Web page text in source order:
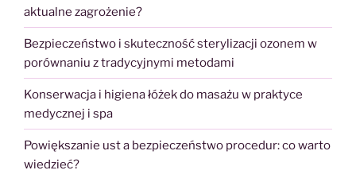
aktualne zagrożenie?
Bezpieczeństwo i skuteczność sterylizacji ozonem w
porównaniu z tradycyjnymi metodami
Konserwacja i higiena łóżek do masażu w praktyce
medycznej i spa
Powiększanie ust a bezpieczeństwo procedur: co warto
wiedzieć?